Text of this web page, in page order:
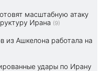
масштабную атаку
Ирана (9)
из Ашкелона работала на
удары по Ирану